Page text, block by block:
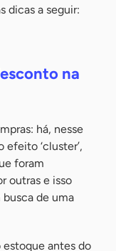
dicas a seguir:
na
há, nesse
‘cluster’,
foram
outras e isso
de uma
antes do